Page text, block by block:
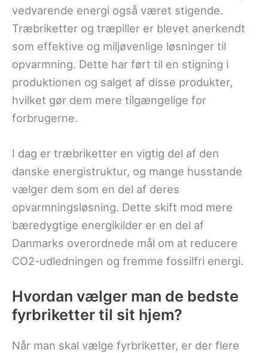
vedvarende energi også været stigende.
Træbriketter og træpiller er blevet anerkendt
som effektive og miljøvenlige løsninger til
opvarmning. Dette har ført til en stigning i
produktionen og salget af disse produkter,
hvilket gør dem mere tilgængelige for
forbrugerne.
I dag er træbriketter en vigtig del af den
danske energistruktur, og mange husstande
vælger dem som en del af deres
opvarmningsløsning. Dette skift mod mere
bæredygtige energikilder er en del af
Danmarks overordnede mål om at reducere
CO2-udledningen og fremme fossilfri energi.
Hvordan vælger man de bedste
fyrbriketter til sit hjem?
Når man skal vælge fyrbriketter, er der flere